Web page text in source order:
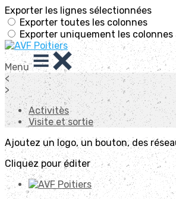
Exporter les lignes sélectionnées
Exporter toutes les colonnes
Exporter uniquement les colonnes
Menu
<
>
Activitès
Visite et sortie
Ajoutez un logo, un bouton, des
Cliquez pour éditer